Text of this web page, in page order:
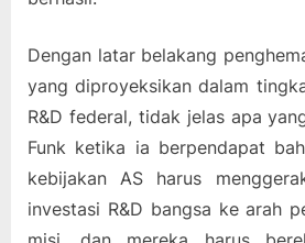
Dengan latar belakang
yang diproyeksikan dalam
R&D federal, tidak jelas apa
Funk ketika ia berpendapat
kebijakan AS harus
investasi R&D bangsa ke arah